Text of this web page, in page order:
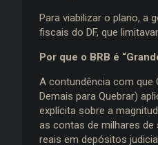
Para viabilizar o plano, a
fiscais do DF, que
Por que o BRB é
A contundência com que
Demais para Quebrar)
explícita sobre a
as contas de milhares
reais em depósitos